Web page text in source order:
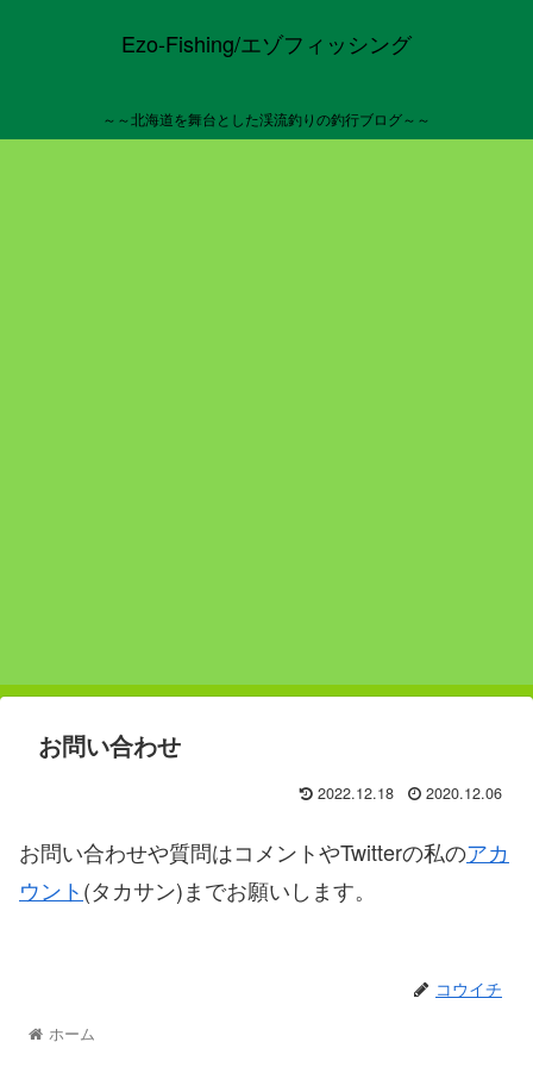
Ezo-Fishing/エゾフィッシング
～～北海道を舞台とした渓流釣りの釣行ブログ～～
お問い合わせ
2022.12.18 2020.12.06
お問い合わせや質問はコメントやTwitterの私のアカ
ウント(タカサン)までお願いします。
コウイチ
ホーム